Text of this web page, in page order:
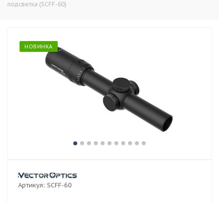
подсветка (SCFF-60)
НОВИНКА
Артикул: SCFF-60